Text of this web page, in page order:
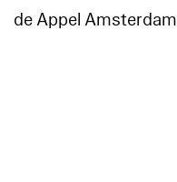
de Appel Amsterdam